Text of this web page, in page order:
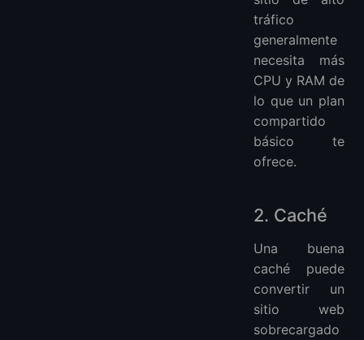
tráfico
generalmente
necesita más
CPU y RAM de
lo que un plan
compartido
básico te
ofrece.
2. Caché
Una buena
caché puede
convertir un
sitio web
sobrecargado